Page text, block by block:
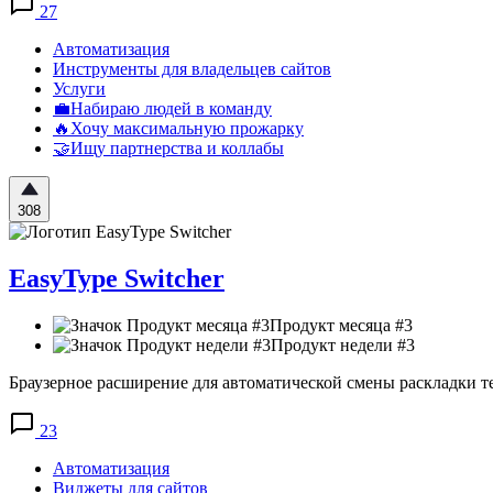
27
Автоматизация
Инструменты для владельцев сайтов
Услуги
💼Набираю людей в команду
🔥Хочу максимальную прожарку
🤝Ищу партнерства и коллабы
308
EasyType Switcher
Продукт месяца #3
Продукт недели #3
Браузерное расширение для автоматической смены раскладки
23
Автоматизация
Виджеты для сайтов